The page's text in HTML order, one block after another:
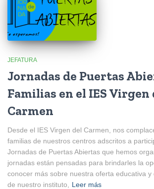
JEFATURA
Jornadas de Puertas
Familias en el IES Virgen
Carmen
Desde el IES Virgen del Carmen, nos
familias de nuestros centros adscritos a
Jornadas de Puertas Abiertas que hemos
jornadas están pensadas para brindarles la
conocer más sobre nuestra oferta educativa y
de nuestro instituto,
Leer más